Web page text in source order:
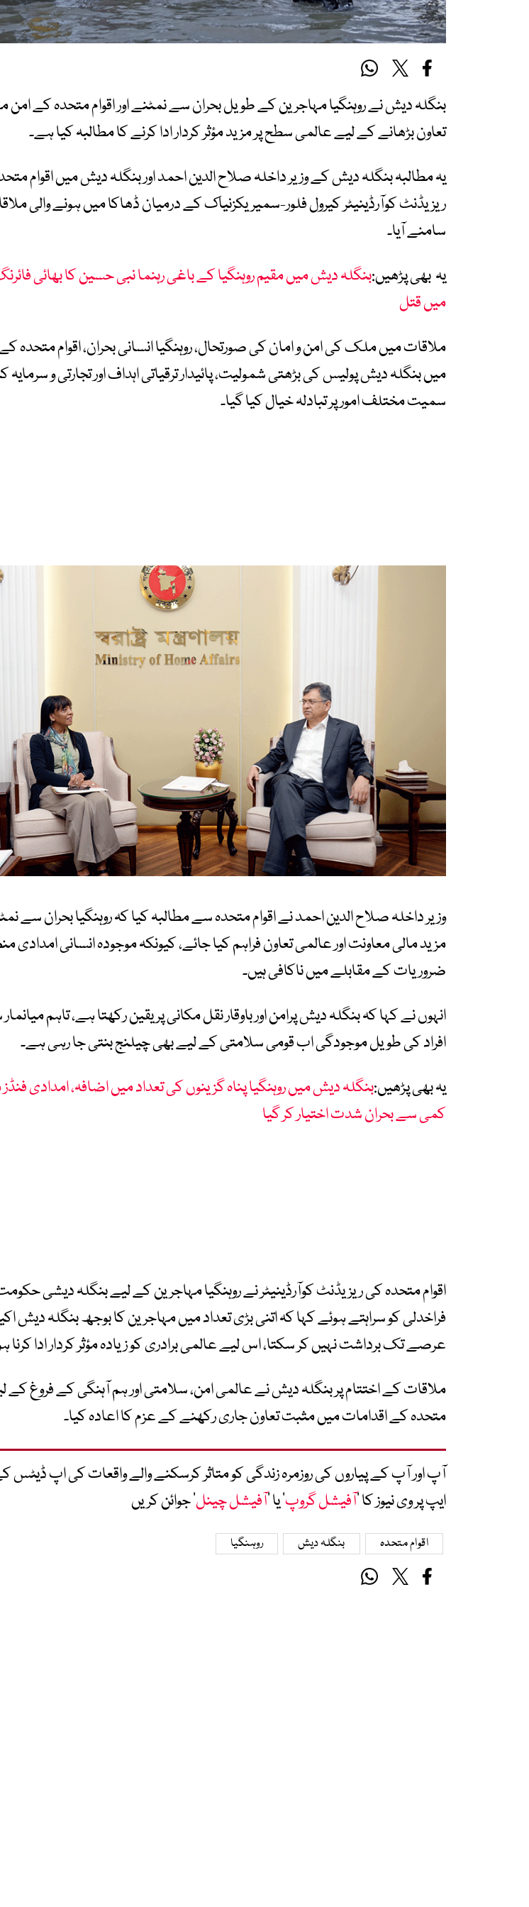
بنگلہ دیش نے روہنگیا مہاجرین کے طویل بحران سے نمٹنے اور اقوام متحدہ کے امن
تعاون بڑھانے کے لیے عالمی سطح پر مزید مؤثر کردار ادا کرنے کا مطالبہ کیا ہے۔
یہ مطالبہ بنگلہ دیش کے وزیر داخلہ صلاح الدین احمد اور بنگلہ دیش میں اقوام
ریزیڈنٹ کوآرڈینیٹر کیرول فلور-سمیریکزنیاک کے درمیان ڈھاکا میں ہونے والی
سامنے آیا۔
یہ بھی پڑھیں:بنگلہ دیش میں مقیم روہنگیا کے باغی رہنما نبی حسین کا بھائی
میں قتل
ملاقات میں ملک کی امن و امان کی صورتحال، روہنگیا انسانی بحران، اقوام متحدہ
میں بنگلہ دیش پولیس کی بڑھتی شمولیت، پائیدار ترقیاتی اہداف اور تجارتی و سرمایہ
سمیت مختلف امور پر تبادلہ خیال کیا گیا۔
وزیر داخلہ صلاح الدین احمد نے اقوام متحدہ سے مطالبہ کیا کہ روہنگیا بحران سے
مزید مالی معاونت اور عالمی تعاون فراہم کیا جائے، کیونکہ موجودہ انسانی امدادی
ضروریات کے مقابلے میں ناکافی ہیں۔
انہوں نے کہا کہ بنگلہ دیش پرامن اور باوقار نقل مکانی پر یقین رکھتا ہے، تاہم
افراد کی طویل موجودگی اب قومی سلامتی کے لیے بھی چیلنج بنتی جا رہی ہے۔
یہ بھی پڑھیں:بنگلہ دیش میں روہنگیا پناہ گزینوں کی تعداد میں اضافہ، امدادی
کمی سے بحران شدت اختیار کر گیا
اقوام متحدہ کی ریزیڈنٹ کوآرڈینیٹر نے روہنگیا مہاجرین کے لیے بنگلہ دیشی
فراخدلی کو سراہتے ہوئے کہا کہ اتنی بڑی تعداد میں مہاجرین کا بوجھ بنگلہ دیش
عرصے تک برداشت نہیں کر سکتا، اس لیے عالمی برادری کو زیادہ مؤثر کردار ادا کرنا
ملاقات کے اختتام پر بنگلہ دیش نے عالمی امن، سلامتی اور ہم آہنگی کے فروغ کے
متحدہ کے اقدامات میں مثبت تعاون جاری رکھنے کے عزم کا اعادہ کیا۔
آپ اور آپ کے پیاروں کی روزمرہ زندگی کو متاثر کرسکنے والے واقعات کی اپ ڈیٹس
ایپ پر وی نیوز کا ’آفیشل گروپ‘ یا ’آفیشل چینل‘ جوائن کریں
اقوام متحدہ بنگلہ دیش روہنگیا